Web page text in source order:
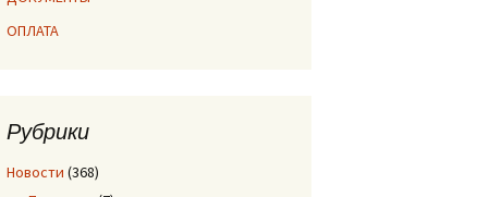
ОПЛАТА
Рубрики
Новости (368)